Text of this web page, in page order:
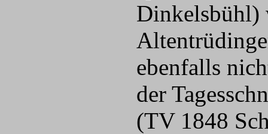
Dinkelsbühl)
ebenfalls
der
(TV 1848